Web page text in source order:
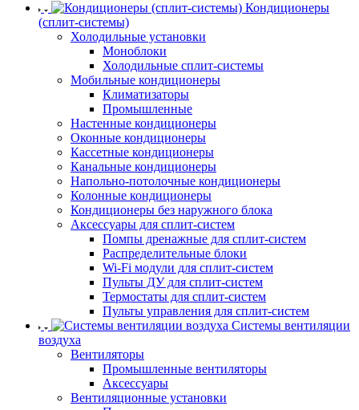
Кондиционеры
(сплит-системы)
Холодильные установки
Моноблоки
Холодильные сплит-системы
Мобильные кондиционеры
Климатизаторы
Промышленные
Настенные кондиционеры
Оконные кондиционеры
Кассетные кондиционеры
Канальные кондиционеры
Напольно-потолочные кондиционеры
Колонные кондиционеры
Кондиционеры без наружного блока
Аксессуары для сплит-систем
Помпы дренажные для сплит-систем
Распределительные блоки
Wi-Fi модули для сплит-систем
Пульты ДУ для сплит-систем
Термостаты для сплит-систем
Пульты управления для сплит-систем
Системы вентиляции
воздуха
Вентиляторы
Промышленные вентиляторы
Аксессуары
Вентиляционные установки